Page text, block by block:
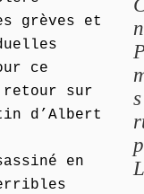
grèves et
ce
retour sur
d’Albert
en